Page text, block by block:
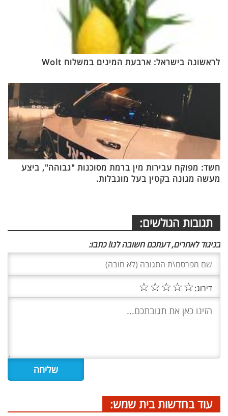
לראשונה בישראל: ארבעת המינים במשלוח Wolt
חשד: מפוקח עבירות מין ברמת מסוכנות "גבוהה", ביצע
מעשה מגונה בקטין בעל מוגבלות.
תגובות הגולשים:
בניגוד לאחרים, דעתכם חשובה לנו! כתבו:
דירוג:☆
☆
☆
☆
☆
עוד בחדשות בית שמש: